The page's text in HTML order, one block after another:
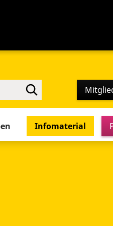
Infomaterial